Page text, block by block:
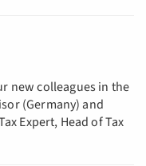
new colleagues in the
(Germany) and
Expert, Head of Tax